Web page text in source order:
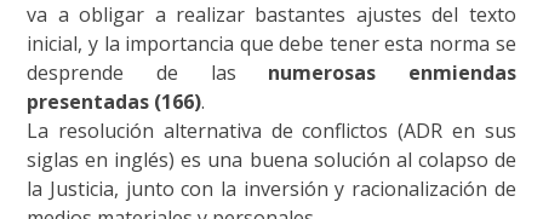
va a obligar a realizar bastantes ajustes del texto
inicial, y la importancia que debe tener esta norma se
desprende de las numerosas enmiendas
presentadas (166).
La resolución alternativa de conflictos (ADR en sus
siglas en inglés) es una buena solución al colapso de
la Justicia, junto con la inversión y racionalización de